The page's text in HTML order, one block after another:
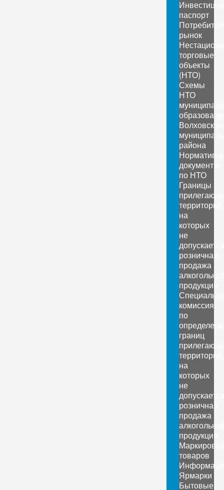
паспорт
рынок
торговые
объекты
(НТО)
Схемы
НТО
района
документы
по НТО
Границы
территорий,
на
которых
не
допускается
розничная
продажа
продукции
комиссия
по
границ
территорий,
на
которых
не
допускается
розничная
продажа
продукции
Маркировка
товаров
Ярмарки
Бытовые